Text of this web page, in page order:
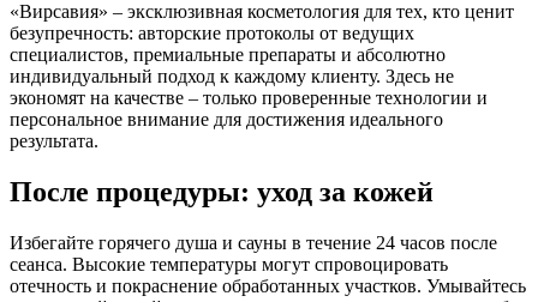
«Вирсавия» – эксклюзивная косметология для тех, кто ценит
безупречность: авторские протоколы от ведущих
специалистов, премиальные препараты и абсолютно
индивидуальный подход к каждому клиенту. Здесь не
экономят на качестве – только проверенные технологии и
персональное внимание для достижения идеального
результата.
После процедуры: уход за кожей
Избегайте горячего душа и сауны в течение 24 часов после
сеанса. Высокие температуры могут спровоцировать
отечность и покраснение обработанных участков. Умывайтесь